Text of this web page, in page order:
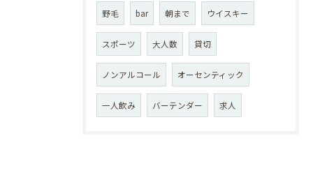
野毛 bar 朝まで ウイスキー
スポーツ 大人数 貸切
ノンアルコール オーセンティック
一人飲み バーテンダー 求人